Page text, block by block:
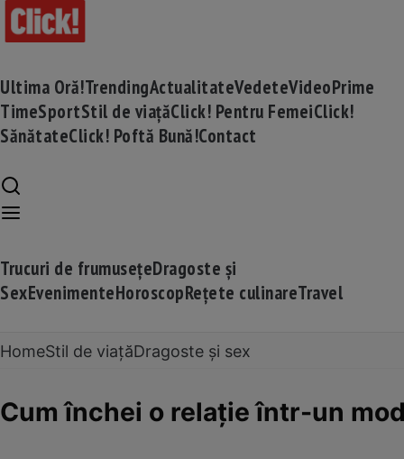
Ultima Oră!TrendingActualitateVedeteVideoPrime
TimeSportStil de viațăClick! Pentru FemeiClick!
SănătateClick! Poftă Bună!Contact
Trucuri de frumusețeDragoste și
SexEvenimenteHoroscopRețete culinareTravel
HomeStil de viațăDragoste și sex
Cum închei o relaţie într-un